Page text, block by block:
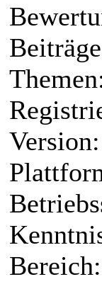
Bereich: